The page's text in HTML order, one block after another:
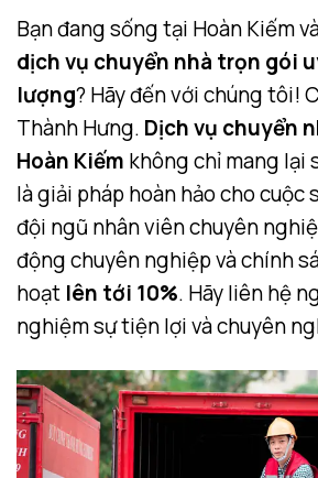
Bạn đang sống tại Hoàn Kiếm
dịch vụ chuyển nhà trọn gói
lượng? Hãy đến với chúng tôi!
Thành Hưng. Dịch vụ chuyển
Hoàn Kiếm không chỉ mang lại
là giải pháp hoàn hảo cho cuộc
đội ngũ nhân viên chuyên
động chuyên nghiệp và chính
hoạt lên tới 10%. Hãy liên hệ
nghiệm sự tiện lợi và chuyên